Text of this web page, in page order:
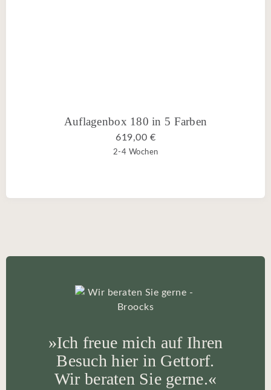
Auflagenbox 180 in 5 Farben
619,00 €
2-4 Wochen
»Ich freue mich auf Ihren
Besuch hier in Gettorf.
Wir beraten Sie gerne.«